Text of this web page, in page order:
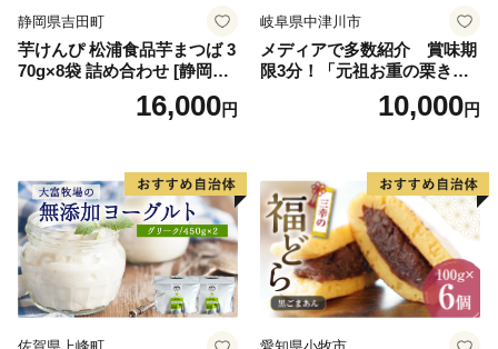
静岡県吉田町
芋けんぴ 松浦食品芋まつば 3
70g×8袋 詰め合わせ [静岡伊
勢丹(松浦食品) 静岡県 吉田町
22424274] 芋ケンピ セット
16,000円
岐阜県中津川市
メディアで多数紹介 賞味期
限3分！「元祖お重の栗きん
とんモンブラン」 【未来の
ご褒美】スイーツ 栗 モンブ
子 菓子 F4N-2298
10,000円